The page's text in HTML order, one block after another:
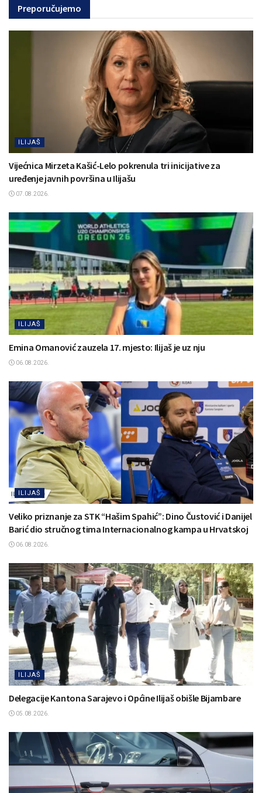
Preporučujemo
ILIJAŠ
Vijećnica Mirzeta Kašić-Lelo pokrenula tri inicijative za
uređenje javnih površina u Ilijašu
07.08.2026.
ILIJAŠ
Emina Omanović zauzela 17. mjesto: Ilijaš je uz nju
06.08.2026.
ILIJAŠ
Veliko priznanje za STK “Hašim Spahić”: Dino Čustović i Danijel
Barić dio stručnog tima Internacionalnog kampa u Hrvatskoj
06.08.2026.
ILIJAŠ
Delegacije Kantona Sarajevo i Općine Ilijaš obišle Bijambare
05.08.2026.